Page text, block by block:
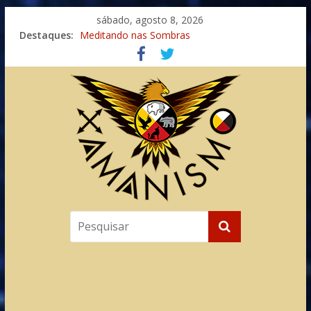
sábado, agosto 8, 2026
Destaques: Meditando nas Sombras
Autosuficiência: A Jornada do Espírito Ancestral
Xamanismo Universal
Totens – Caminho Espiritual – Crescimento
Imaginação na Cura